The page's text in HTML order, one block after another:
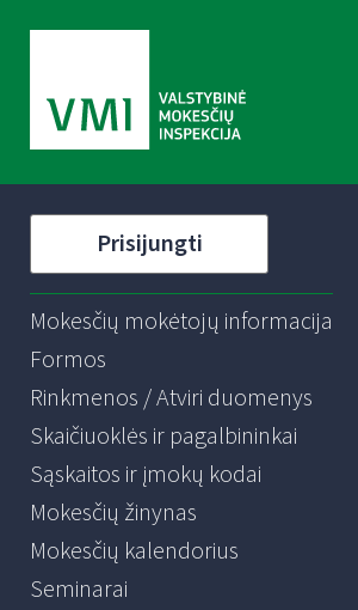
Prisijungti
Mokesčių mokėtojų informacija
Formos
Rinkmenos / Atviri duomenys
Skaičiuoklės ir pagalbininkai
Sąskaitos ir įmokų kodai
Mokesčių žinynas
Mokesčių kalendorius
Seminarai